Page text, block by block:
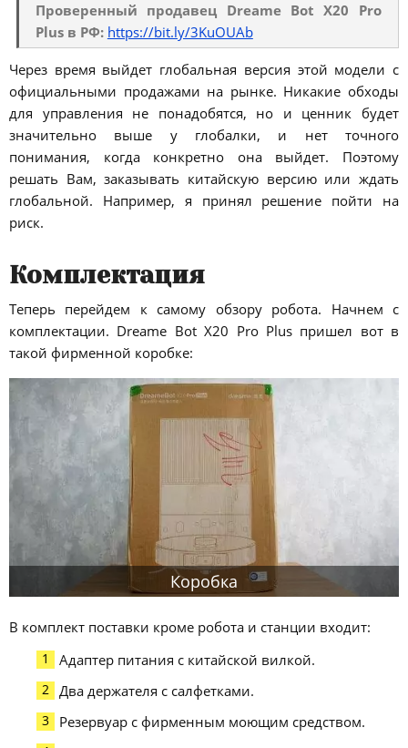
Проверенный продавец Dreame Bot X20 Pro
Plus в РФ: https://bit.ly/3KuOUAb
Через время выйдет глобальная версия этой модели с
официальными продажами на рынке. Никакие обходы
для управления не понадобятся, но и ценник будет
значительно выше у глобалки, и нет точного
понимания, когда конкретно она выйдет. Поэтому
решать Вам, заказывать китайскую версию или ждать
глобальной. Например, я принял решение пойти на
риск.
Комплектация
Теперь перейдем к самому обзору робота. Начнем с
комплектации. Dreame Bot X20 Pro Plus пришел вот в
такой фирменной коробке:
Коробка
В комплект поставки кроме робота и станции входит:
Адаптер питания с китайской вилкой.
Два держателя с салфетками.
Резервуар с фирменным моющим средством.